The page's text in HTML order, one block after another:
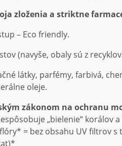
zloženia a striktne
– Eco friendly.
(navyše, obaly sú z
látky, parfémy, farbivá,
oleje.
zákonom na ochranu
„bielenie“ korálov
= bez obsahu UV filtrov s